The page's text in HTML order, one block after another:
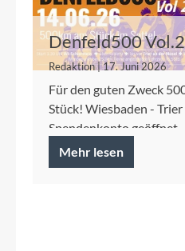
Denfeld500
2026 für die
Redaktion | 17. Juni 2026
Für den guten Zweck
Stück! Wiesbaden -
Spendenkonto geöffnet.
Mehr lesen